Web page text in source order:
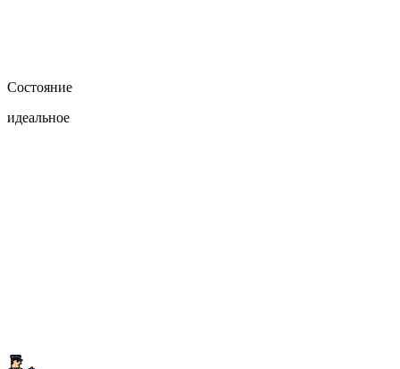
Состояние
идеальное